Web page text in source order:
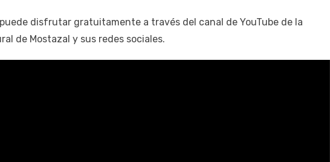
disfrutar gratuitamente a través del canal de YouTube de la
de Mostazal y sus redes sociales.